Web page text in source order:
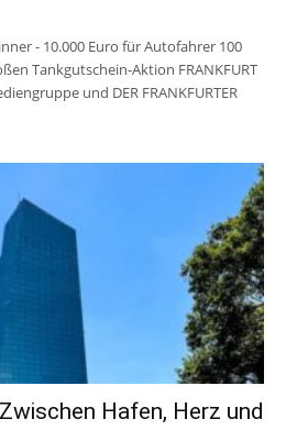
- 10.000 Euro für Autofahrer 100
Tankgutschein-Aktion FRANKFURT
und DER FRANKFURTER
Hafen, Herz und